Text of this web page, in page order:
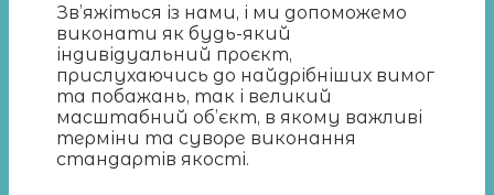
Зв’яжіться із нами, і ми допоможемо
виконати як будь-який
індивідуальний проєкт,
прислухаючись до найдрібніших вимог
та побажань, так і великий
масштабний об’єкт, в якому важливі
терміни та суворе виконання
стандартів якості.